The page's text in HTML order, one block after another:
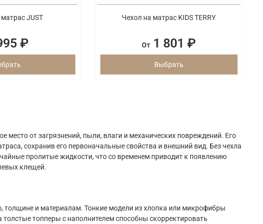
JUST
₽
Чехол на матрас KIDS TERRY
От 1 801 ₽
Выбрать
место от загрязнений, пыли, влаги и механических повреждений. Его
сохранив его первоначальные свойства и внешний вид. Без чехла
пролитые жидкости, что со временем приводит к появлению
клещей.
и материалам. Тонкие модели из хлопка или микрофибры
топперы с наполнителем способны скорректировать